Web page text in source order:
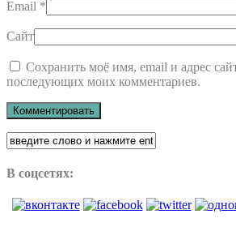
Email *
Сайт
Сохранить моё имя, email и адрес
последующих моих комментариев.
В соцсетях: